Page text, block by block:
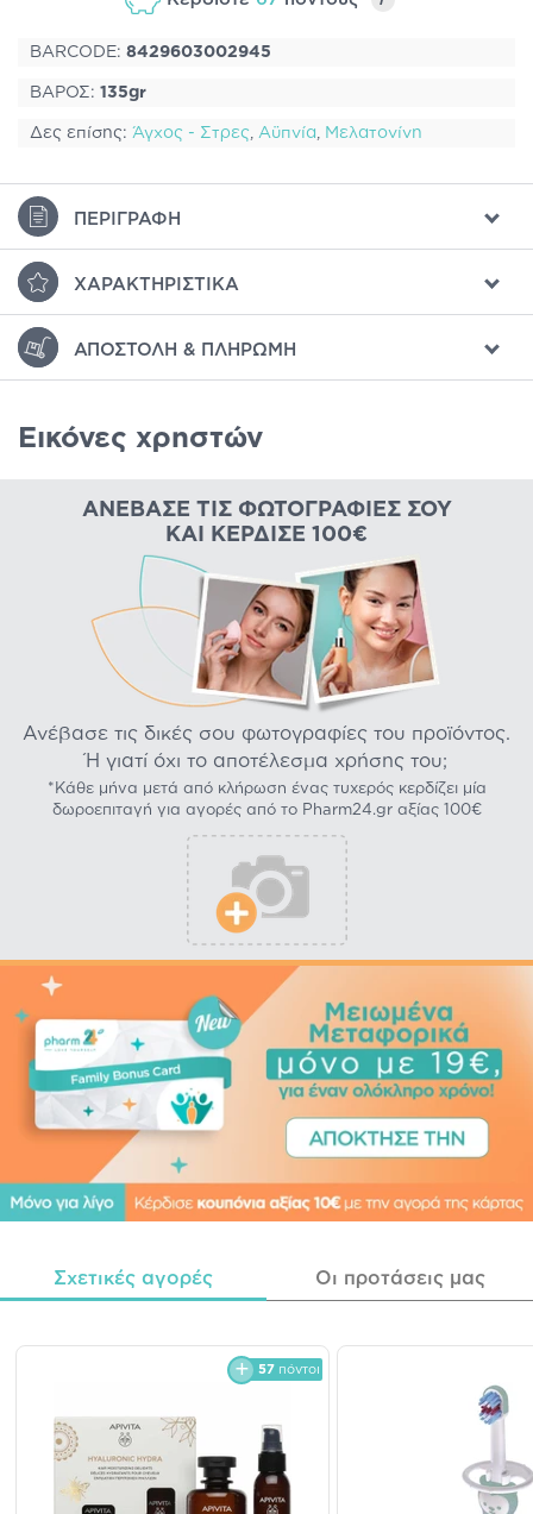
BARCODE: 8429603002945
ΒΑΡΟΣ: 135gr
Δες επίσης: Άγχος - Στρες, Αϋπνία, Μελατονίνη
ΠΕΡΙΓΡΑΦΉ
ΧΑΡΑΚΤΗΡΙΣΤΙΚΆ
ΑΠΟΣΤΟΛΉ & ΠΛΗΡΩΜΉ
Εικόνες χρηστών
ΑΝΈΒΑΣΕ ΤΙΣ ΦΩΤΟΓΡΑΦΊΕΣ ΣΟΥ
ΚΑΙ ΚΈΡΔΙΣΕ 100€
Ανέβασε τις δικές σου φωτογραφίες του προϊόντος.
Ή γιατί όχι το αποτέλεσμα χρήσης του;
*Κάθε μήνα μετά από κλήρωση ένας τυχερός κερδίζει μία
δωροεπιταγή για αγορές από το Pharm24.gr αξίας 100€
Σχετικές αγορές Οι προτάσεις μας
57 πόντοι